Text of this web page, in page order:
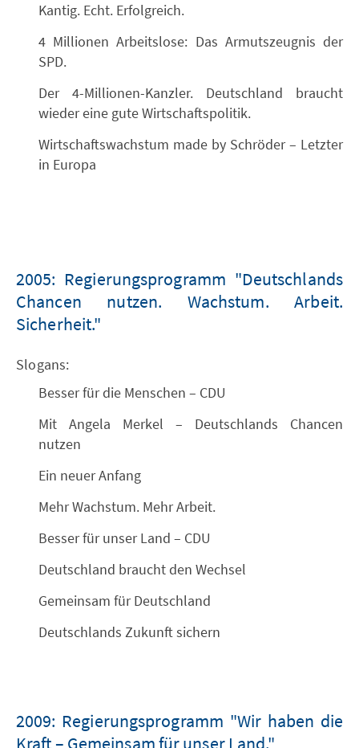
Kantig. Echt. Erfolgreich.
4 Millionen Arbeitslose: Das Armutszeugnis der
SPD.
Der 4-Millionen-Kanzler. Deutschland braucht
wieder eine gute Wirtschaftspolitik.
Wirtschaftswachstum made by Schröder – Letzter
in Europa
2005: Regierungsprogramm "Deutschlands
Chancen nutzen. Wachstum. Arbeit.
Sicherheit."
Slogans:
Besser für die Menschen – CDU
Mit Angela Merkel – Deutschlands Chancen
nutzen
Ein neuer Anfang
Mehr Wachstum. Mehr Arbeit.
Besser für unser Land – CDU
Deutschland braucht den Wechsel
Gemeinsam für Deutschland
Deutschlands Zukunft sichern
2009: Regierungsprogramm "Wir haben die
Kraft – Gemeinsam für unser Land."